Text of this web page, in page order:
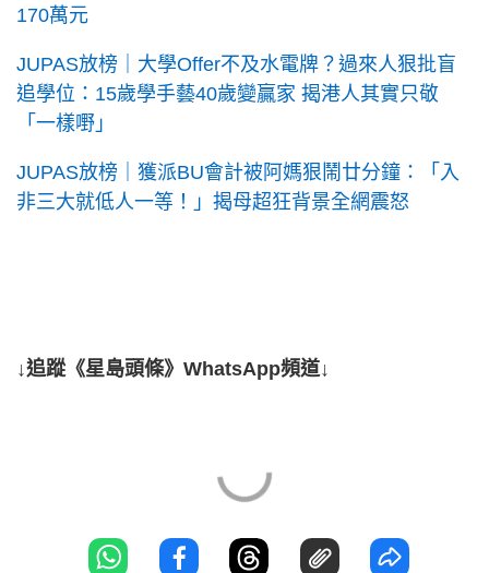
170萬元
JUPAS放榜｜大學Offer不及水電牌？過來人狠批盲
追學位：15歲學手藝40歲變贏家 揭港人其實只敬
「一樣嘢」
JUPAS放榜｜獲派BU會計被阿媽狠鬧廿分鐘：「入
非三大就低人一等！」揭母超狂背景全網震怒
↓追蹤《星島頭條》WhatsApp頻道↓